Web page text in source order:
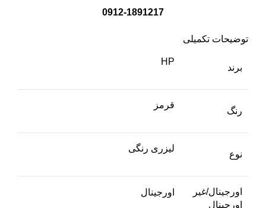
0912-1891217
توضیحات تکمیلی
برند
HP
رنگ
قرمز
نوع
لیزری رنگی
اورجینال/غیر
اورجینال
اورجینال